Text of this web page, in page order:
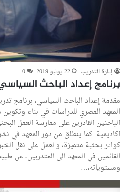
إدارة التدريب 22 يوليو 2019 0
برنامج إعداد الباحث
مقدمة إعداد الباحث السياسي، برنامج
المعهد المصري للدراسات في بناء
الباحثين القادرين على ممارسة العمل
اكاديمية. كما ينطلق من دور المعهد في
كوادر بحثية متميزة، والعمل على نقل
القائمين في المعهد الى المتدربين، عن
ومستوياته،…